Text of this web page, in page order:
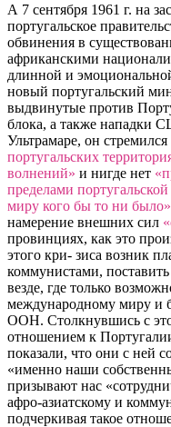
А 7 сентября 1961 г. на
португальское
обвинения в
африканскими
длинной и
новый португальский
выдвинутые против
блока, а также
Ультрамаре, он стремился
португальских
волнений» и нигде нет
пределами
миру кого бы то ни
намерение внешних сил
провинциях, как это
этого кри- зиса возник
коммунистами,
везде, где только
международному миру и
ООН. Столкнувшись с
отношением к
показали, что они с ней
«именно наши
призывают нас
афро-азиатскому и
подчеркивая такое